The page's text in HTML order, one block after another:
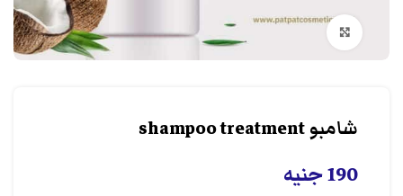
شامبو shampoo treatment
190جنيه